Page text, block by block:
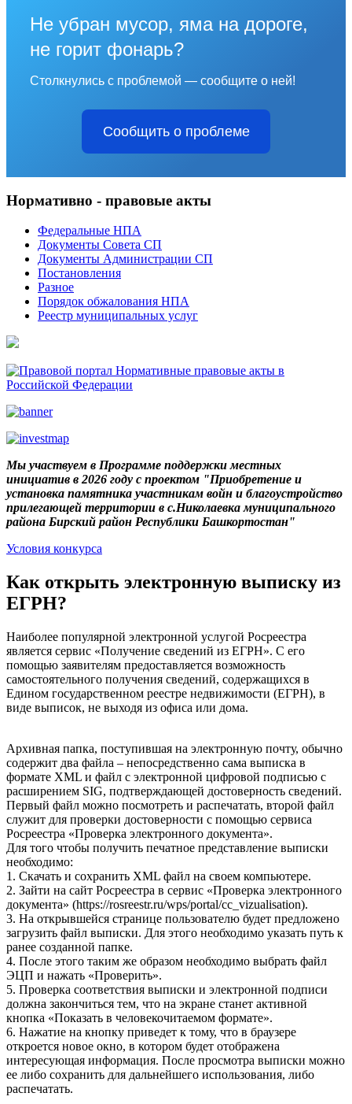
Не убран мусор, яма на дороге,
не горит фонарь?
Столкнулись с проблемой — сообщите о ней!
Сообщить о проблеме
Нормативно - правовые акты
Федеральные НПА
Документы Совета СП
Документы Администрации СП
Постановления
Разное
Порядок обжалования НПА
Реестр муниципальных услуг
Мы участвуем в Программе поддержки местных
инициатив в 2026 году с проектом "Приобретение и
установка памятника участникам войн и благоустройство
прилегающей территории в с.Николаевка муниципального
района Бирский район Республики Башкортостан"
Условия конкурса
Как открыть электронную выписку из
ЕГРН?
Наиболее популярной электронной услугой Росреестра
является сервис «Получение сведений из ЕГРН». С его
помощью заявителям предоставляется возможность
самостоятельного получения сведений, содержащихся в
Едином государственном реестре недвижимости (ЕГРН), в
виде выписок, не выходя из офиса или дома.
Архивная папка, поступившая на электронную почту, обычно
содержит два файла – непосредственно сама выписка в
формате XML и файл с электронной цифровой подписью с
расширением SIG, подтверждающей достоверность сведений.
Первый файл можно посмотреть и распечатать, второй файл
служит для проверки достоверности с помощью сервиса
Росреестра «Проверка электронного документа».
Для того чтобы получить печатное представление выписки
необходимо:
1. Скачать и сохранить XML файл на своем компьютере.
2. Зайти на сайт Росреестра в сервис «Проверка электронного
документа» (https://rosreestr.ru/wps/portal/cc_vizualisation).
3. На открывшейся странице пользователю будет предложено
загрузить файл выписки. Для этого необходимо указать путь к
ранее созданной папке.
4. После этого таким же образом необходимо выбрать файл
ЭЦП и нажать «Проверить».
5. Проверка соответствия выписки и электронной подписи
должна закончиться тем, что на экране станет активной
кнопка «Показать в человекочитаемом формате».
6. Нажатие на кнопку приведет к тому, что в браузере
откроется новое окно, в котором будет отображена
интересующая информация. После просмотра выписки можно
ее либо сохранить для дальнейшего использования, либо
распечатать.